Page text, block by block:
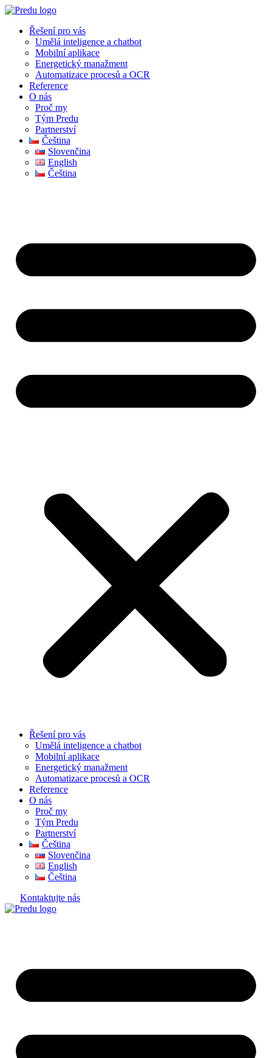
Skip
contentŘešení pro vás
Umělá inteligence a chatbot
Mobilní aplikace
Energetický manažment
Automatizace procesů a OCR
Reference
O nás
Proč my
Tým Predu
Partnerství
Čeština
Slovenčina
English
Čeština
Řešení pro vás
Umělá inteligence a chatbot
Mobilní aplikace
Energetický manažment
Automatizace procesů a OCR
Reference
O nás
Proč my
Tým Predu
Partnerství
Čeština
Slovenčina
English
Čeština
Kontaktujte nás